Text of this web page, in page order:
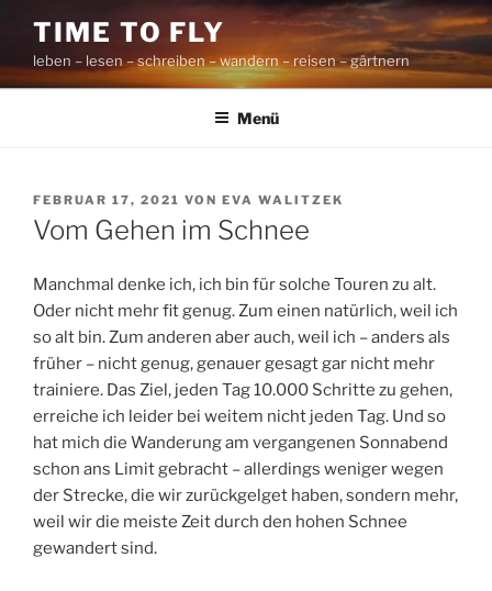
Inhalt
springen
TIME TO FLY
leben – lesen – schreiben – wandern – reisen – gärtnern
Menü
VERÖFFENTLICHT
AM
FEBRUAR 17, 2021 VON EVA WALITZEK
Vom Gehen im Schnee
Manchmal denke ich, ich bin für solche Touren zu alt.
Oder nicht mehr fit genug. Zum einen natürlich, weil ich
so alt bin. Zum anderen aber auch, weil ich – anders als
früher – nicht genug, genauer gesagt gar nicht mehr
trainiere. Das Ziel, jeden Tag 10.000 Schritte zu gehen,
erreiche ich leider bei weitem nicht jeden Tag. Und so
hat mich die Wanderung am vergangenen Sonnabend
schon ans Limit gebracht – allerdings weniger wegen
der Strecke, die wir zurückgelget haben, sondern mehr,
weil wir die meiste Zeit durch den hohen Schnee
gewandert sind.